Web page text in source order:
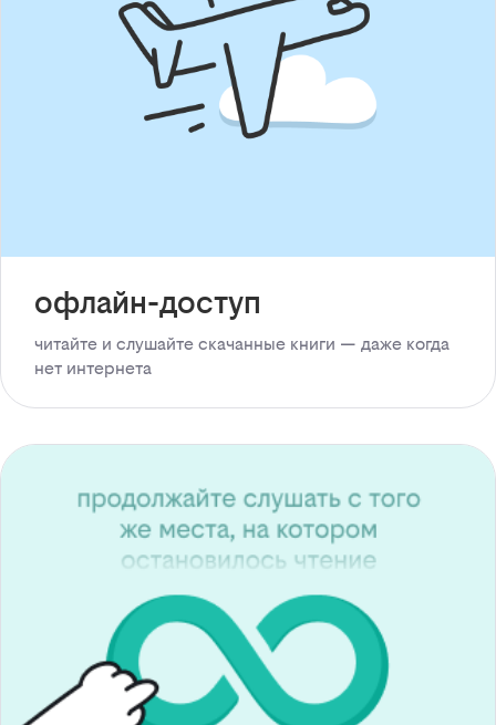
офлайн-доступ
читайте и слушайте скачанные книги — даже когда
нет интернета